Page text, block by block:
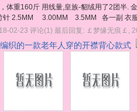
体重160斤 用线量,皇族-貂绒用了2团半.
针 2.5MM 3.00MM 3.5MM 各一副 衣
02-23 评论(1) 最后回复: ￡梦缘无痕￡
织的一款老年人穿的开襟背心款式